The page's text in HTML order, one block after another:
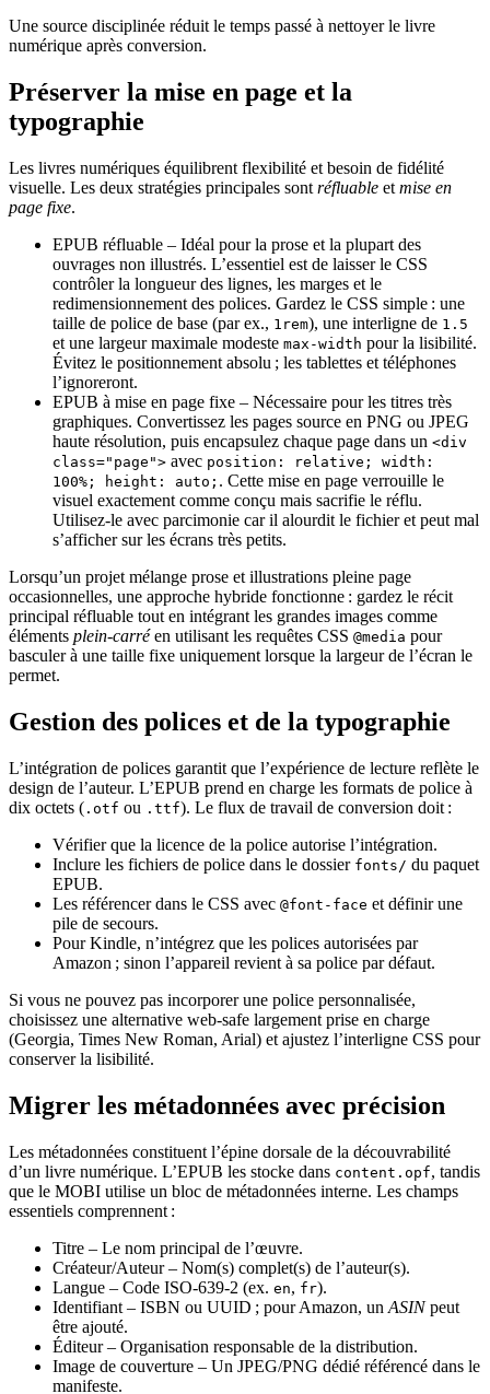
Une source disciplinée réduit le temps passé à nettoyer le livre
numérique après conversion.
Préserver la mise en page et la
typographie
Les livres numériques équilibrent flexibilité et besoin de fidélité
visuelle. Les deux stratégies principales sont réfluable et mise en
page fixe.
EPUB réfluable – Idéal pour la prose et la plupart des
ouvrages non illustrés. L’essentiel est de laisser le CSS
contrôler la longueur des lignes, les marges et le
redimensionnement des polices. Gardez le CSS simple : une
taille de police de base (par ex., 1rem), une interligne de 1.5
et une largeur maximale modeste max-width pour la lisibilité.
Évitez le positionnement absolu ; les tablettes et téléphones
l’ignoreront.
EPUB à mise en page fixe – Nécessaire pour les titres très
graphiques. Convertissez les pages source en PNG ou JPEG
haute résolution, puis encapsulez chaque page dans un <div
class="page"> avec position: relative; width:
100%; height: auto; . Cette mise en page verrouille le
visuel exactement comme conçu mais sacrifie le réflu.
Utilisez‑le avec parcimonie car il alourdit le fichier et peut mal
s’afficher sur les écrans très petits.
Lorsqu’un projet mélange prose et illustrations pleine page
occasionnelles, une approche hybride fonctionne : gardez le récit
principal réfluable tout en intégrant les grandes images comme
éléments plein‑carréen utilisant les requêtes CSS @media pour
basculer à une taille fixe uniquement lorsque la largeur de l’écran le
permet.
Gestion des polices et de la typographie
L’intégration de polices garantit que l’expérience de lecture reflète le
design de l’auteur. L’EPUB prend en charge les formats de police à
dix octets ( .otf ou .ttf). Le flux de travail de conversion doit :
Vérifier que la licence de la police autorise l’intégration.
Inclure les fichiers de police dans le dossier fonts/ du paquet
EPUB.
Les référencer dans le CSS avec @font-face et définir une
pile de secours.
Pour Kindle, n’intégrez que les polices autorisées par
Amazon ; sinon l’appareil revient à sa police par défaut.
Si vous ne pouvez pas incorporer une police personnalisée,
choisissez une alternative web‑safe largement prise en charge
(Georgia, Times New Roman, Arial) et ajustez l’interligne CSS pour
conserver la lisibilité.
Migrer les métadonnées avec précision
Les métadonnées constituent l’épine dorsale de la découvrabilité
d’un livre numérique. L’EPUB les stocke dans content.opf, tandis
que le MOBI utilise un bloc de métadonnées interne. Les champs
essentiels comprennent :
Titre – Le nom principal de l’œuvre.
Créateur/Auteur– Nom(s) complet(s) de l’auteur(s).
Langue – Code ISO‑639‑2 (ex. en, fr).
Identifiant – ISBN ou UUID ; pour Amazon, un ASINpeut
être ajouté.
Éditeur– Organisation responsable de la distribution.
Image de couverture – Un JPEG/PNG dédié référencé dans le
manifeste.